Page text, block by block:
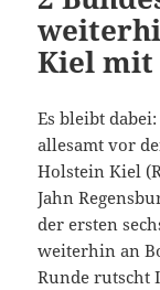
Kiel mit
Es bleibt
allesamt vor
Holstein Kiel
Jahn
der ersten
weiterhin an
Runde rutscht